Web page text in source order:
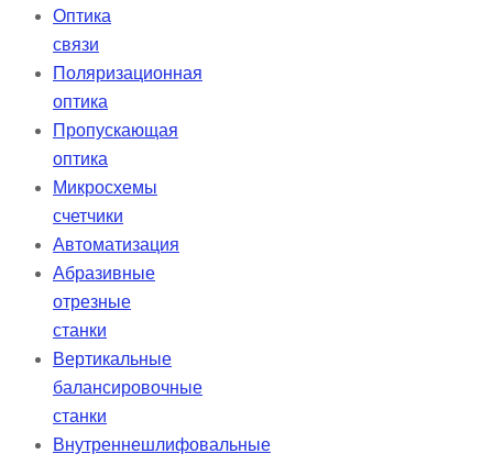
Оптика
связи
Поляризационная
оптика
Пропускающая
оптика
Микросхемы
счетчики
Автоматизация
Абразивные
отрезные
станки
Вертикальные
балансировочные
станки
Внутреннешлифовальные